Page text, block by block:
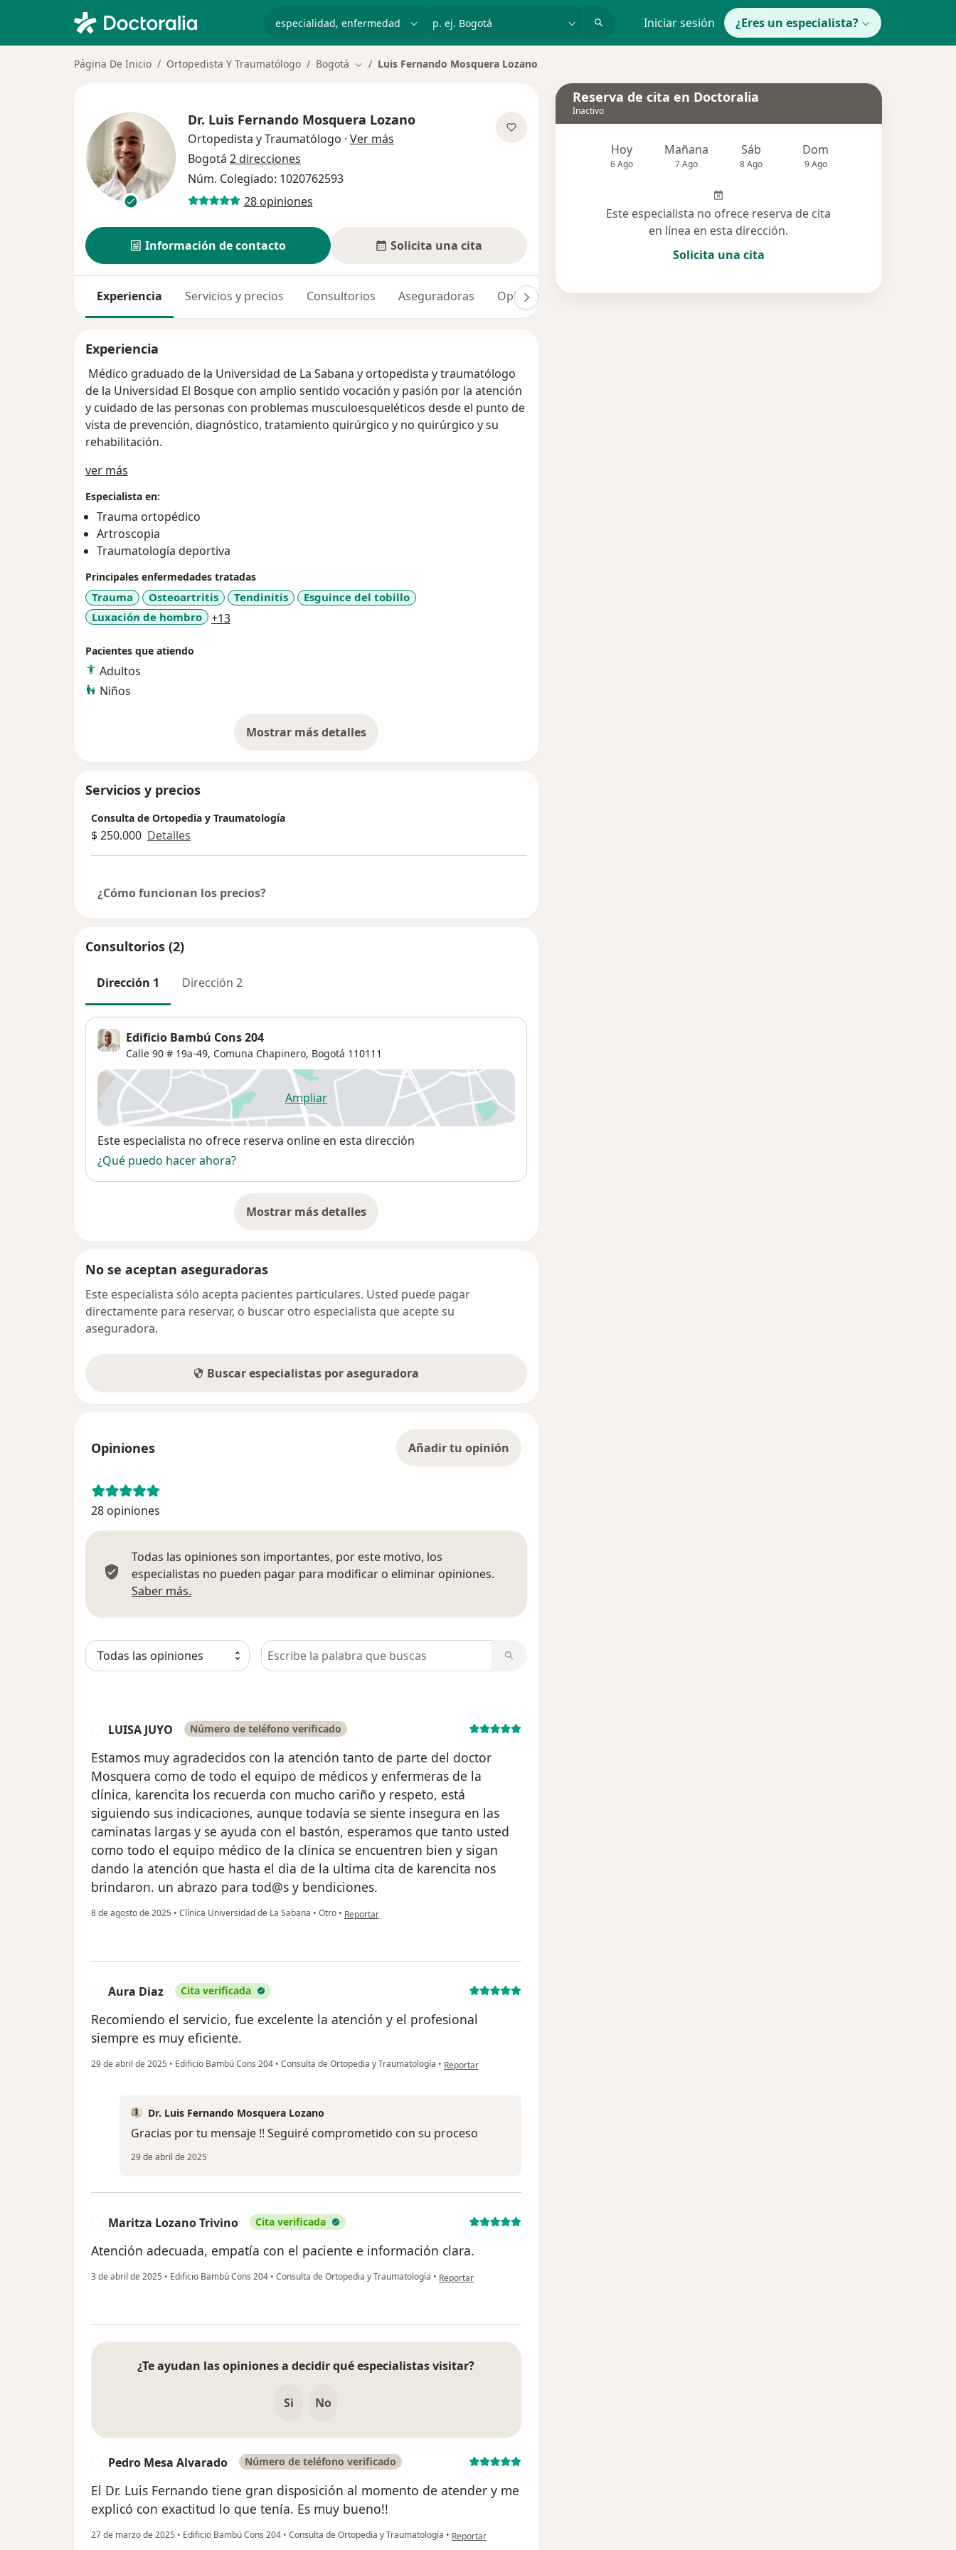
p. ej. Bogotá Iniciar sesión ¿Eres un especialista?
Página De Inicio Ortopedista Y Traumatólogo Bogotá Cambiar de ciudad
Luis Fernando Mosquera Lozano
Dr. Luis Fernando Mosquera Lozano
Ortopedista y Traumatólogo · Ver más
Bogotá 2 direcciones
Núm. Colegiado: 1020762593
28 opiniones
Información de contacto Solicita una cita
Experiencia Servicios y precios Consultorios Aseguradoras Opiniones (28) Dudas solucionadas (8)
Experiencia
Médico graduado de la Universidad de La Sabana y ortopedista y traumatólogo
de la Universidad El Bosque con amplio sentido vocación y pasión por la atención
y cuidado de las personas con problemas musculoesqueléticos desde el punto de
vista de prevención, diagnóstico, tratamiento quirúrgico y no quirúrgico y su
rehabilitación.
ver más
Especialista en:
Trauma ortopédico
Artroscopia
Traumatología deportiva
Principales enfermedades tratadas
Trauma Osteoartritis Tendinitis
Esguince del tobillo
Luxación de hombro
+13a11y_sr_more_diseases
Pacientes que atiendo
Adultos
Niños
Mostrar más detalles
sobre la experiencia
Servicios y precios
Consulta de Ortopedia y Traumatología
$ 250.000 Detalles
¿Cómo funcionan los precios?
Consultorios (2)
Dirección 1 Dirección 2
Edificio Bambú Cons 204
Calle 90 # 19a-49, Comuna Chapinero, Bogotá 110111
Ampliarse abre en una nueva pestaña
Disponibilidad
Este especialista no ofrece reserva online en esta dirección
¿Qué puedo hacer ahora?
Mostrar más detalles
sobre la dirección
No se aceptan aseguradoras
Este especialista sólo acepta pacientes particulares. Usted puede pagar
directamente para reservar, o buscar otro especialista que acepte su
aseguradora.
Buscar especialistas por aseguradora
Opiniones Añadir tu opinión
28 opiniones
Todas las opiniones son importantes, por este motivo, los
especialistas no pueden pagar para modificar o eliminar opiniones.
Saber más.
Busca en opiniones
LUISA JUYO Número de teléfono verificado
Estamos muy agradecidos con la atención tanto de parte del doctor
Mosquera como de todo el equipo de médicos y enfermeras de la
clínica, karencita los recuerda con mucho cariño y respeto, está
siguiendo sus indicaciones, aunque todavía se siente insegura en las
caminatas largas y se ayuda con el bastón, esperamos que tanto usted
como todo el equipo médico de la clinica se encuentren bien y sigan
dando la atención que hasta el dia de la ultima cita de karencita nos
brindaron. un abrazo para tod@s y bendiciones.
8 de agosto de 2025 • Clínica Universidad de La Sabana • Otro • en opinión del usuario LUISA JUYO
Reportar
Aura Diaz Cita verificada
Recomiendo el servicio, fue excelente la atención y el profesional
siempre es muy eficiente.
29 de abril de 2025 • Edificio Bambú Cons 204 • Consulta de Ortopedia y Traumatología • en opinión del usuario Aura Diaz
Reportar
Dr. Luis Fernando Mosquera Lozano
Gracias por tu mensaje !! Seguiré comprometido con su proceso
29 de abril de 2025
Maritza Lozano Trivino Cita verificada
Atención adecuada, empatía con el paciente e información clara.
3 de abril de 2025 • Edificio Bambú Cons 204 • Consulta de Ortopedia y Traumatología • en opinión del usuario Maritza Lozano Trivino
Reportar
¿Te ayudan las opiniones a decidir qué especialistas visitar?
Si No
Pedro Mesa Alvarado Número de teléfono verificado
El Dr. Luis Fernando tiene gran disposición al momento de atender y me
explicó con exactitud lo que tenía. Es muy bueno!!
27 de marzo de 2025 • Edificio Bambú Cons 204 • Consulta de Ortopedia y Traumatología • en opinión del usuario Pedro Mesa Alvarado
Reportar
Reserva de cita en Doctoralia
Inactivo
Hoy
6 Ago
Mañana
7 Ago
Sáb
8 Ago
Dom
9 Ago
Este especialista no ofrece reserva de cita
en línea en esta dirección.
Solicita una cita